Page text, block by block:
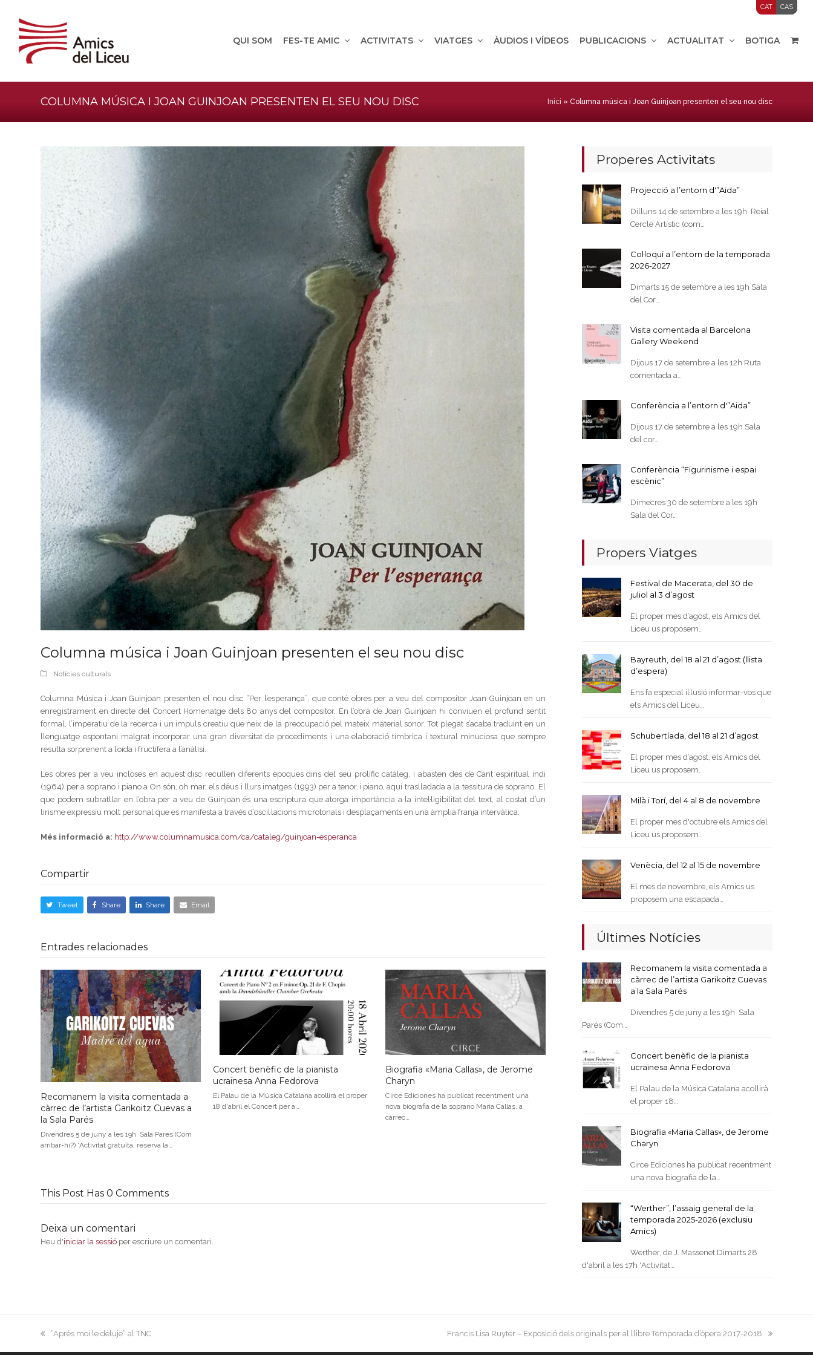
CAT CAS
QUI SOM FES-TE AMIC ACTIVITATS VIATGES ÀUDIOS I VÍDEOS PUBLICACIONS ACTUALITAT BOTIGA
COLUMNA MÚSICA I JOAN GUINJOAN PRESENTEN EL SEU NOU DISC Inici » Columna música i Joan Guinjoan presenten el seu nou disc
Columna música i Joan Guinjoan presenten el seu nou disc
Notícies culturals
Columna Música i Joan Guinjoan presenten el nou disc “Per l’esperança”, que conté obres per a veu del compositor Joan Guinjoan en un
enregistrament en directe del Concert Homenatge dels 80 anys del compositor. En l’obra de Joan Guinjoan hi conviuen el profund sentit
formal, l’imperatiu de la recerca i un impuls creatiu que neix de la preocupació pel mateix material sonor. Tot plegat s’acaba traduint en un
llenguatge espontani malgrat incorporar una gran diversitat de procediments i una elaboració tímbrica i textural minuciosa que sempre
resulta sorprenent a l’oïda i fructífera a l’anàlisi.
Les obres per a veu incloses en aquest disc recullen diferents èpoques dins del seu prolífic catàleg, i abasten des de Cant espiritual indi
(1964) per a soprano i piano a On són, oh mar, els déus i llurs imatges (1993) per a tenor i piano, aquí traslladada a la tessitura de soprano. El
que podem subratllar en l’obra per a veu de Guinjoan és una escriptura que atorga importància a la intel·ligibilitat del text, al costat d’un
lirisme expressiu molt personal que es manifesta a través d’oscil·lacions microtonals i desplaçaments en una àmplia franja intervàlica.
Més informació a: http://www.columnamusica.com/ca/cataleg/guinjoan-esperanca
Compartir
Tweet Share Share Email
Entrades relacionades
Recomanem la visita comentada a
càrrec de l’artista Garikoitz Cuevas a
la Sala Parés
Divendres 5 de juny a les 19h Sala Parés (Com
arribar-hi?) *Activitat gratuïta, reserva la…
Concert benèfic de la pianista
ucraïnesa Anna Fedorova
El Palau de la Música Catalana acollirà el proper
18 d'abril el Concert per a…
Biografia «Maria Callas», de Jerome
Charyn
Circe Ediciones ha publicat recentment una
nova biografia de la soprano Maria Callas, a
càrrec…
This Post Has 0 Comments
Deixa un comentari
Heu d'iniciar la sessió per escriure un comentari.
Properes Activitats
Projecció a l’entorn d'”Aida”
Dilluns 14 de setembre a les 19h Reial
Cercle Artístic (com…
Col·loqui a l’entorn de la temporada
2026-2027
Dimarts 15 de setembre a les 19h Sala
del Cor…
Visita comentada al Barcelona
Gallery Weekend
Dijous 17 de setembre a les 12h Ruta
comentada a…
Conferència a l’entorn d'”Aida”
Dijous 17 de setembre a les 19h Sala
del cor…
Conferència “Figurinisme i espai
escènic”
Dimecres 30 de setembre a les 19h
Sala del Cor…
Propers Viatges
Festival de Macerata, del 30 de
juliol al 3 d’agost
El proper mes d’agost, els Amics del
Liceu us proposem…
Bayreuth, del 18 al 21 d’agost (llista
d’espera)
Ens fa especial il·lusió informar-vos que
els Amics del Liceu…
Schubertíada, del 18 al 21 d’agost
El proper mes d’agost, els Amics del
Liceu us proposem…
Milà i Torí, del 4 al 8 de novembre
El proper mes d'octubre els Amics del
Liceu us proposem…
Venècia, del 12 al 15 de novembre
El mes de novembre, els Amics us
proposem una escapada…
Últimes Notícies
Recomanem la visita comentada a
càrrec de l’artista Garikoitz Cuevas
a la Sala Parés
Divendres 5 de juny a les 19h Sala
Parés (Com…
Concert benèfic de la pianista
ucraïnesa Anna Fedorova
El Palau de la Música Catalana acollirà
el proper 18…
Biografia «Maria Callas», de Jerome
Charyn
Circe Ediciones ha publicat recentment
una nova biografia de la…
“Werther”, l’assaig general de la
temporada 2025-2026 (exclusiu
Amics)
Werther, de J. Massenet Dimarts 28
d'abril a les 17h *Activitat…
previous
“Après moi le déluje” al TNC
next
Francis Lisa Ruyter – Exposició dels originals per al llibre Temporada d’òpera 2017-2018